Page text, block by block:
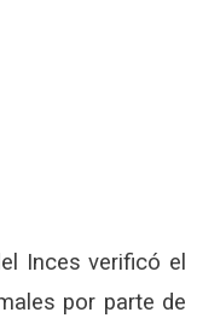
Inces verificó el
por parte de